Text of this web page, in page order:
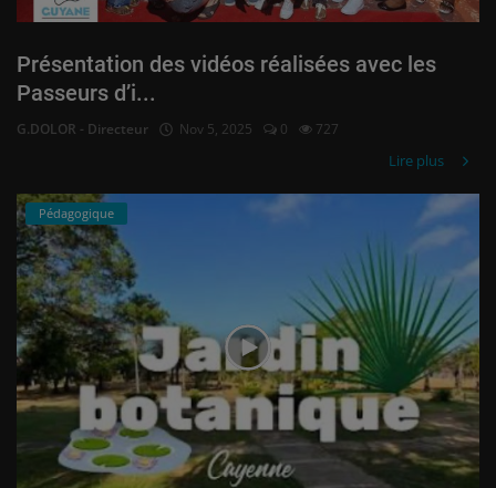
Présentation des vidéos réalisées avec les
Passeurs d’i...
G.DOLOR - Directeur Nov 5, 2025 0 727
Lire plus
Pédagogique